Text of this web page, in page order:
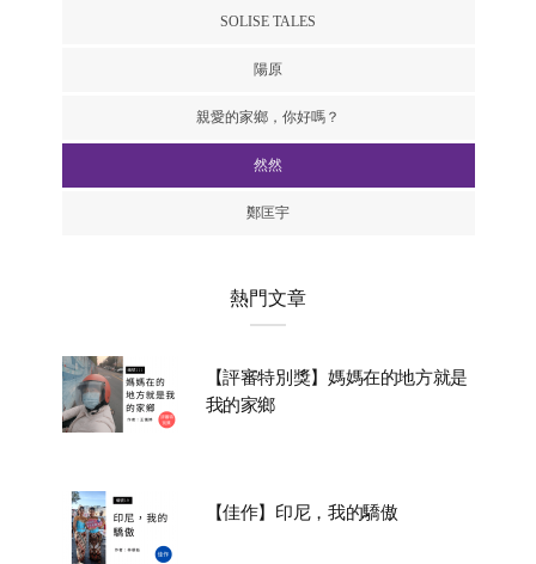
SOLISE TALES
陽原
親愛的家鄉，你好嗎？
然然
鄭匡宇
熱門文章
【評審特別獎】媽媽在的地方就是
我的家鄉
【佳作】印尼，我的驕傲